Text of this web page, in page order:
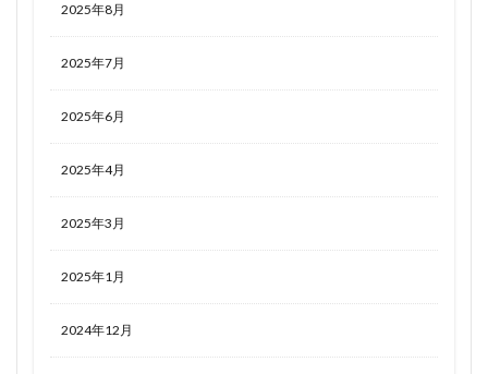
2025年8月
2025年7月
2025年6月
2025年4月
2025年3月
2025年1月
2024年12月